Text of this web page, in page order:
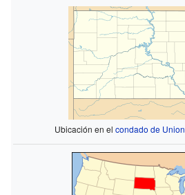
Ubicación en el condado de Union